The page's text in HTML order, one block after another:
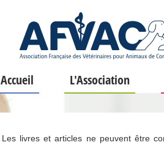
Accueil L'Association
Les livres et articles ne peuvent être